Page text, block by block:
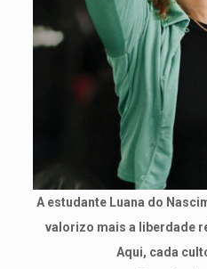
A estudante Luana do
valorizo mais a liberdade
Aqui, cada